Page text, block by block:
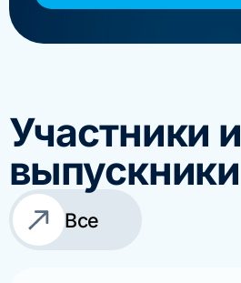
Участники и
выпускники
Все